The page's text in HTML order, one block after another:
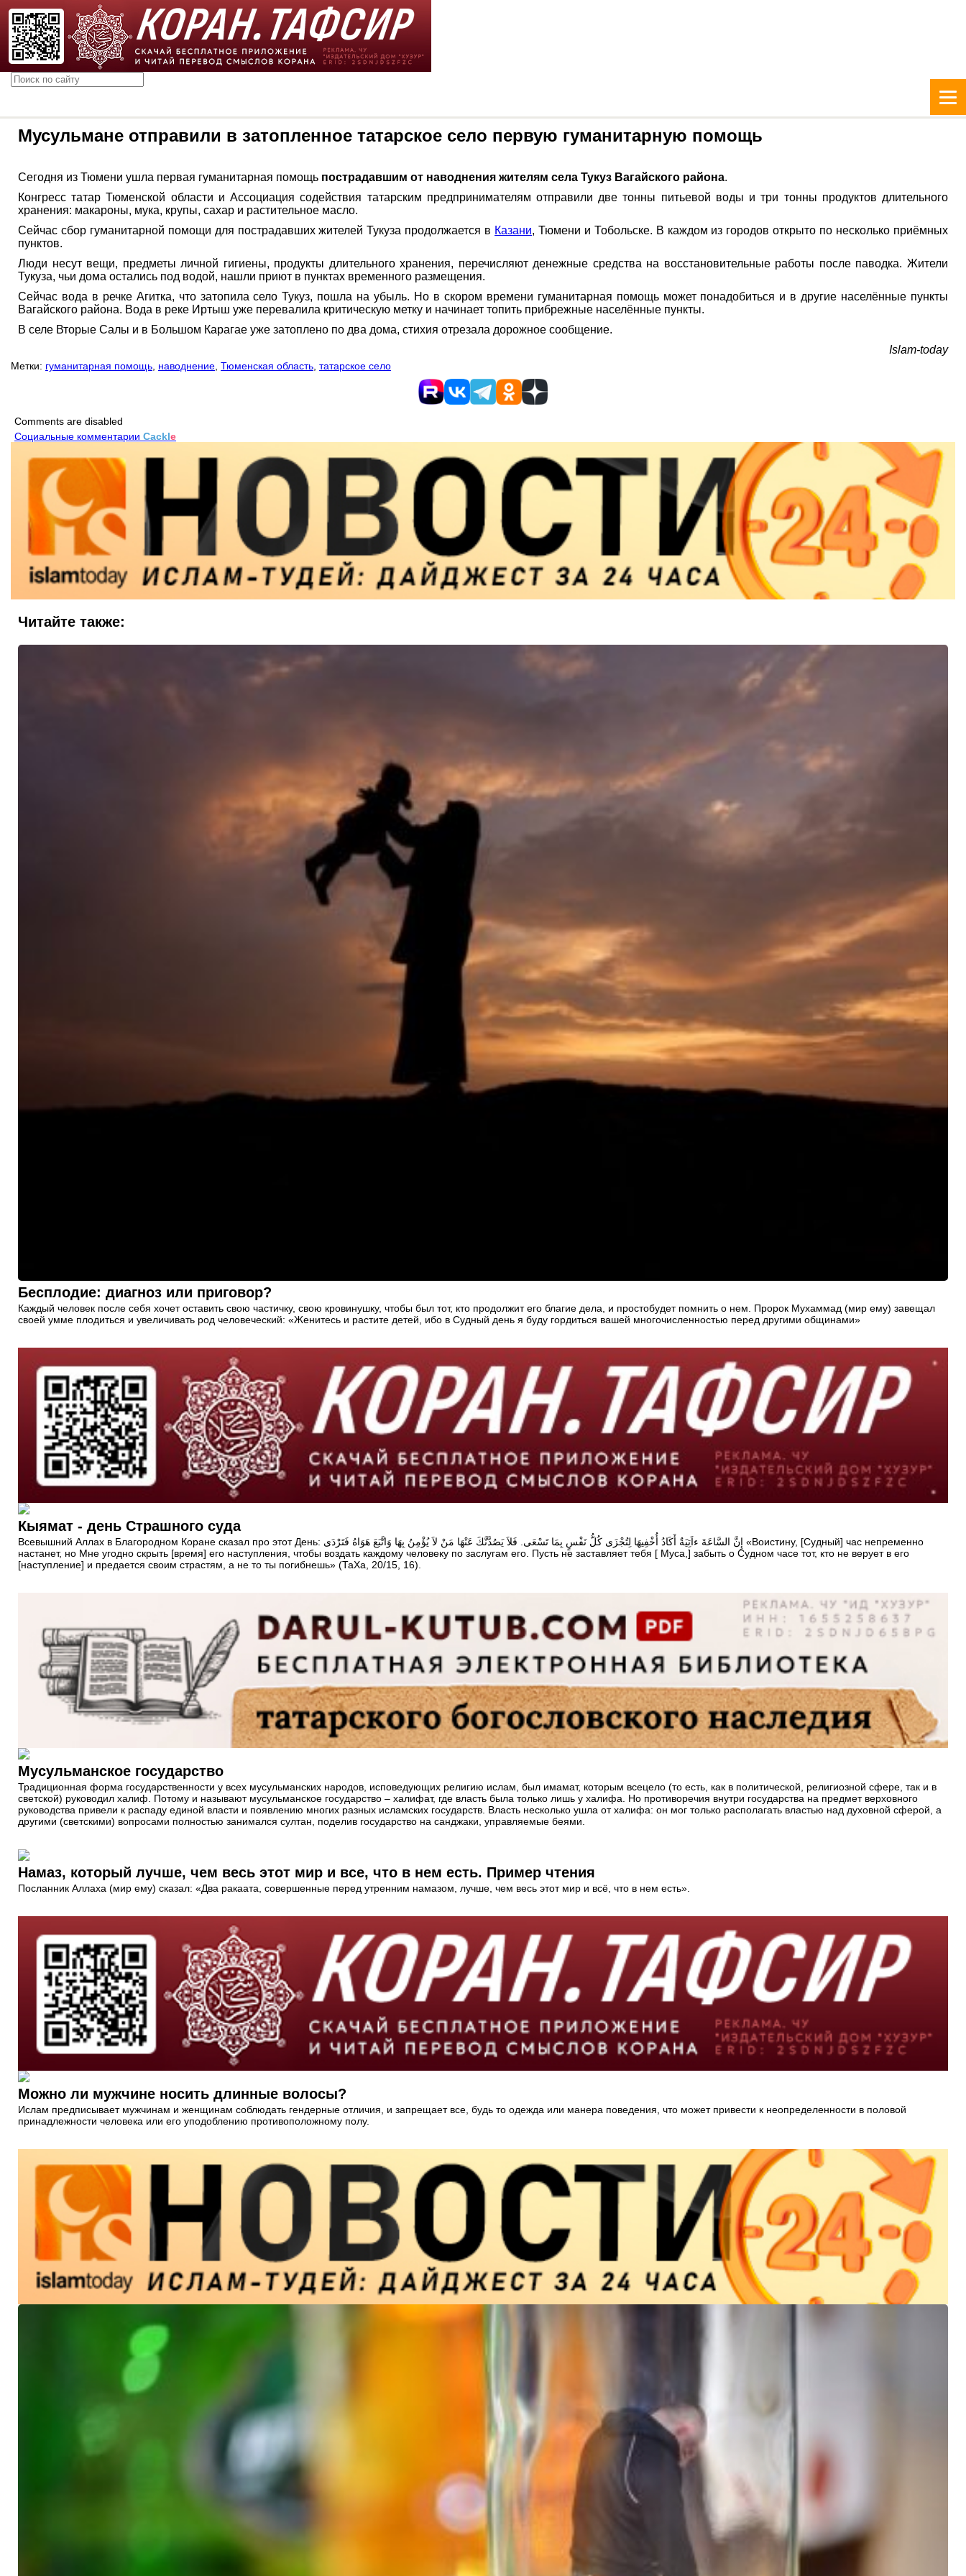
Мусульмане отправили в затопленное татарское село первую гуманитарную помощь
Сегодня из Тюмени ушла первая гуманитарная помощь пострадавшим от наводнения жителям села Тукуз Вагайского района.
Конгресс татар Тюменской области и Ассоциация содействия татарским предпринимателям отправили две тонны питьевой воды и три тонны продуктов длительного
хранения: макароны, мука, крупы, сахар и растительное масло.
Сейчас сбор гуманитарной помощи для пострадавших жителей Тукуза продолжается в Казани, Тюмени и Тобольске. В каждом из городов открыто по несколько приёмных
пунктов.
Люди несут вещи, предметы личной гигиены, продукты длительного хранения, перечисляют денежные средства на восстановительные работы после паводка. Жители
Тукуза, чьи дома остались под водой, нашли приют в пунктах временного размещения.
Сейчас вода в речке Агитка, что затопила село Тукуз, пошла на убыль. Но в скором времени гуманитарная помощь может понадобиться и в другие населённые пункты
Вагайского района. Вода в реке Иртыш уже перевалила критическую метку и начинает топить прибрежные населённые пункты.
В селе Вторые Салы и в Большом Карагае уже затоплено по два дома, стихия отрезала дорожное сообщение.
Islam-today
Метки: гуманитарная помощь наводнение Тюменская область татарское село
Comments are disabled
Социальные комментарии Cackle
Читайте также:
Бесплодие: диагноз или приговор?
Каждый человек после себя хочет оставить свою частичку, свою кровинушку, чтобы был тот, кто продолжит его благие дела, и простобудет помнить о нем. Пророк Мухаммад (мир ему) завещал
своей умме плодиться и увеличивать род человеческий: «Женитесь и растите детей, ибо в Судный день я буду гордиться вашей многочисленностью перед другими общинами»
Кыямат - день Страшного суда
Всевышний Аллах в Благородном Коране сказал про этот День: إِنَّ السَّاعَةَ ءاَتِيَةٌ أَكَادُ أُخْفِيهَا لِتُجْزَى كُلُّ نَفْسٍ بِمَا تَسْعَى. فَلاَ يَصُدَّنَّكَ عَنْهَا مَنْ لاَ يُؤْمِنُ بِهَا وَاتَّبَعَ هَوَاهُ فَتَرْدَى «Воистину, [Судный] час непременно
настанет, но Мне угодно скрыть [время] его наступления, чтобы воздать каждому человеку по заслугам его. Пусть не заставляет тебя [ Муса,] забыть о Судном часе тот, кто не верует в его
[наступление] и предается своим страстям, а не то ты погибнешь» (ТаХа, 20/15, 16).
Мусульманское государство
Традиционная форма государственности у всех мусульманских народов, исповедующих религию ислам, был имамат, которым всецело (то есть, как в политической, религиозной сфере, так и в
светской) руководил халиф. Потому и называют мусульманское государство – халифат, где власть была только лишь у халифа. Но противоречия внутри государства на предмет верховного
руководства привели к распаду единой власти и появлению многих разных исламских государств. Власть несколько ушла от халифа: он мог только располагать властью над духовной сферой, а
другими (светскими) вопросами полностью занимался султан, поделив государство на санджаки, управляемые беями.
Намаз, который лучше, чем весь этот мир и все, что в нем есть. Пример чтения
Посланник Аллаха (мир ему) сказал: «Два ракаата, совершенные перед утренним намазом, лучше, чем весь этот мир и всё, что в нем есть».
Можно ли мужчине носить длинные волосы?
Ислам предписывает мужчинам и женщинам соблюдать гендерные отличия, и запрещает все, будь то одежда или манера поведения, что может привести к неопределенности в половой
принадлежности человека или его уподоблению противоположному полу.